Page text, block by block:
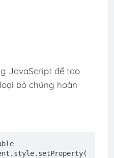
JavaScript để tạo
bỏ chúng hoàn